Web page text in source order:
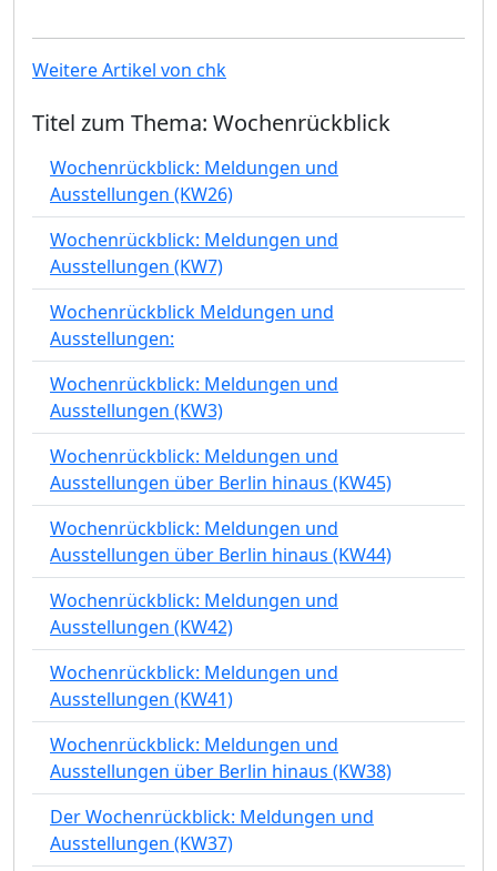
Weitere Artikel von chk
Titel zum Thema: Wochenrückblick
Wochenrückblick: Meldungen und
Ausstellungen (KW26)
Wochenrückblick: Meldungen und
Ausstellungen (KW7)
Wochenrückblick Meldungen und
Ausstellungen:
Wochenrückblick: Meldungen und
Ausstellungen (KW3)
Wochenrückblick: Meldungen und
Ausstellungen über Berlin hinaus (KW45)
Wochenrückblick: Meldungen und
Ausstellungen über Berlin hinaus (KW44)
Wochenrückblick: Meldungen und
Ausstellungen (KW42)
Wochenrückblick: Meldungen und
Ausstellungen (KW41)
Wochenrückblick: Meldungen und
Ausstellungen über Berlin hinaus (KW38)
Der Wochenrückblick: Meldungen und
Ausstellungen (KW37)